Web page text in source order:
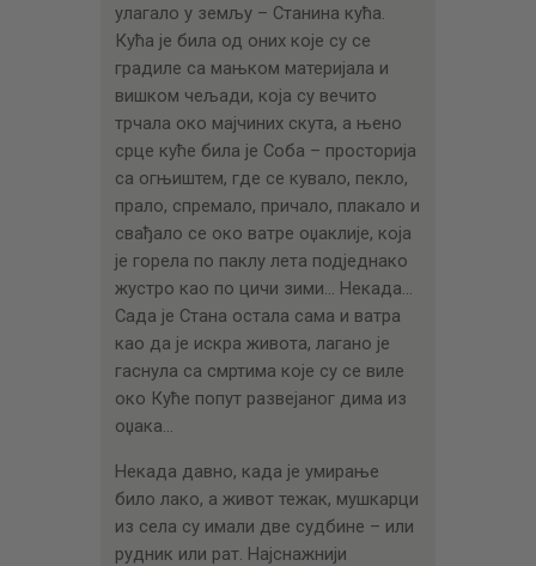
улагало у земљу – Станина кућа.
Кућа је била од оних које су се
градиле са мањком материјала и
вишком чељади, која су вечито
трчала око мајчиних скута, а њено
срце куће била је Соба – просторија
са огњиштем, где се кувало, пекло,
прало, спремало, причало, плакало и
свађало се око ватре оџаклије, која
је горела по паклу лета подједнако
жустро као по цичи зими… Некада…
Сада је Стана остала сама и ватра
као да је искра живота, лагано је
гаснула са смртима које су се виле
око Куће попут развејаног дима из
оџака…
Некада давно, када је умирање
било лако, а живот тежак, мушкарци
из села су имали две судбине – или
рудник или рат. Најснажнији